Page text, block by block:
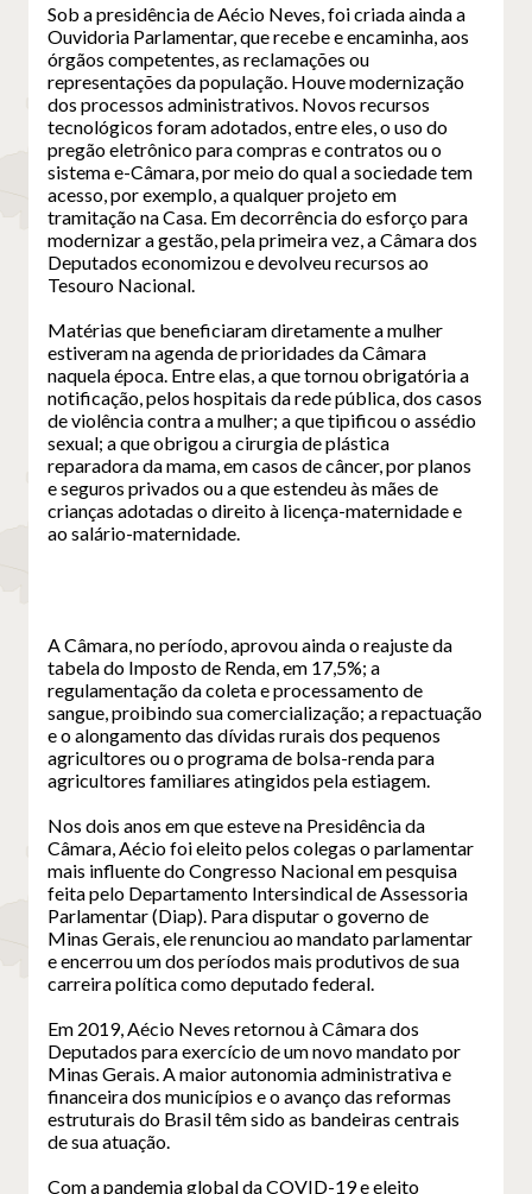
Sob a presidência de Aécio Neves, foi criada ainda a
Ouvidoria Parlamentar, que recebe e encaminha, aos
órgãos competentes, as reclamações ou
representações da população. Houve modernização
dos processos administrativos. Novos recursos
tecnológicos foram adotados, entre eles, o uso do
pregão eletrônico para compras e contratos ou o
sistema e-Câmara, por meio do qual a sociedade tem
acesso, por exemplo, a qualquer projeto em
tramitação na Casa. Em decorrência do esforço para
modernizar a gestão, pela primeira vez, a Câmara dos
Deputados economizou e devolveu recursos ao
Tesouro Nacional.
Matérias que beneficiaram diretamente a mulher
estiveram na agenda de prioridades da Câmara
naquela época. Entre elas, a que tornou obrigatória a
notificação, pelos hospitais da rede pública, dos casos
de violência contra a mulher; a que tipificou o assédio
sexual; a que obrigou a cirurgia de plástica
reparadora da mama, em casos de câncer, por planos
e seguros privados ou a que estendeu às mães de
crianças adotadas o direito à licença-maternidade e
ao salário-maternidade.
A Câmara, no período, aprovou ainda o reajuste da
tabela do Imposto de Renda, em 17,5%; a
regulamentação da coleta e processamento de
sangue, proibindo sua comercialização; a repactuação
e o alongamento das dívidas rurais dos pequenos
agricultores ou o programa de bolsa-renda para
agricultores familiares atingidos pela estiagem.
Nos dois anos em que esteve na Presidência da
Câmara, Aécio foi eleito pelos colegas o parlamentar
mais influente do Congresso Nacional em pesquisa
feita pelo Departamento Intersindical de Assessoria
Parlamentar (Diap). Para disputar o governo de
Minas Gerais, ele renunciou ao mandato parlamentar
e encerrou um dos períodos mais produtivos de sua
carreira política como deputado federal.
Em 2019, Aécio Neves retornou à Câmara dos
Deputados para exercício de um novo mandato por
Minas Gerais. A maior autonomia administrativa e
financeira dos municípios e o avanço das reformas
estruturais do Brasil têm sido as bandeiras centrais
de sua atuação.
Com a pandemia global da COVID-19 e eleito